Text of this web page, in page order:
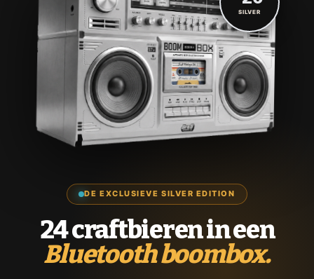
DE EXCLUSIEVE SILVER EDITION
24 craftbieren in een
Bluetooth boombox.
SILVER